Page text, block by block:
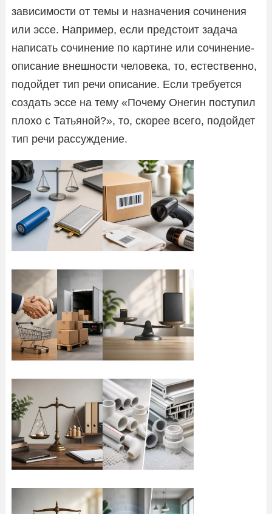
зависимости от темы и назначения сочинения
или эссе. Например, если предстоит задача
написать сочинение по картине или сочинение-
описание внешности человека, то, естественно,
подойдет тип речи описание. Если требуется
создать эссе на тему «Почему Онегин поступил
плохо с Татьяной?», то, скорее всего, подойдет
тип речи рассуждение.